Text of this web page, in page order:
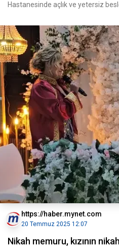
Hastanesinde açlık ve yetersiz
https://haber.mynet.com
20 Temmuz 2025 12:07
Nikah memuru, kızının